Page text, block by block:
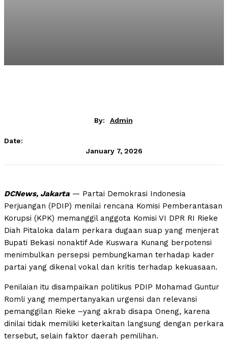
By: Admin
Date:
January 7, 2026
DCNews, Jakarta — Partai Demokrasi Indonesia
Perjuangan (PDIP) menilai rencana Komisi Pemberantasan
Korupsi (KPK) memanggil anggota Komisi VI DPR RI Rieke
Diah Pitaloka dalam perkara dugaan suap yang menjerat
Bupati Bekasi nonaktif Ade Kuswara Kunang berpotensi
menimbulkan persepsi pembungkaman terhadap kader
partai yang dikenal vokal dan kritis terhadap kekuasaan.
Penilaian itu disampaikan politikus PDIP Mohamad Guntur
Romli yang mempertanyakan urgensi dan relevansi
pemanggilan Rieke –yang akrab disapa Oneng, karena
dinilai tidak memiliki keterkaitan langsung dengan perkara
tersebut, selain faktor daerah pemilihan.